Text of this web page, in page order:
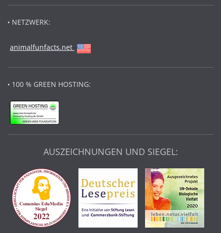
• NETZWERK:
animalfunfacts.net
• 100 % GREEN HOSTING:
AUSZEICHNUNGEN UND SIEGEL: